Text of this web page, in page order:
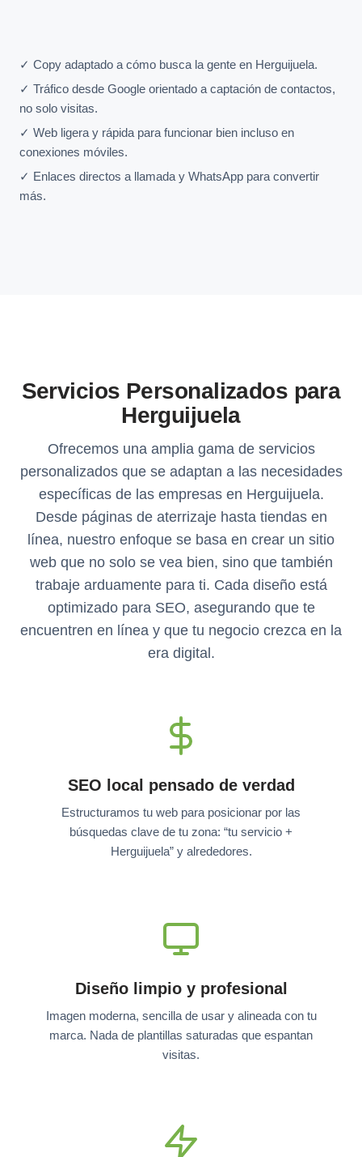
✓ Copy adaptado a cómo busca la gente en Herguijuela.
✓ Tráfico desde Google orientado a captación de contactos,
no solo visitas.
✓ Web ligera y rápida para funcionar bien incluso en
conexiones móviles.
✓ Enlaces directos a llamada y WhatsApp para convertir
más.
Servicios Personalizados para
Herguijuela
Ofrecemos una amplia gama de servicios
personalizados que se adaptan a las necesidades
específicas de las empresas en Herguijuela.
Desde páginas de aterrizaje hasta tiendas en
línea, nuestro enfoque se basa en crear un sitio
web que no solo se vea bien, sino que también
trabaje arduamente para ti. Cada diseño está
optimizado para SEO, asegurando que te
encuentren en línea y que tu negocio crezca en la
era digital.
SEO local pensado de verdad
Estructuramos tu web para posicionar por las
búsquedas clave de tu zona: “tu servicio +
Herguijuela” y alrededores.
Diseño limpio y profesional
Imagen moderna, sencilla de usar y alineada con tu
marca. Nada de plantillas saturadas que espantan
visitas.